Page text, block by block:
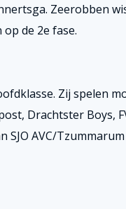
Zeerobben
de 2e fase.
Zij spelen
Drachtster Boys,
SJO AVC/